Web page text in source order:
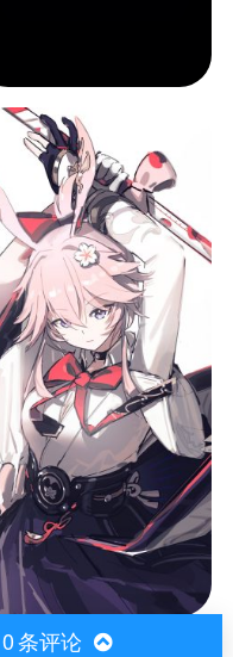
0条评论